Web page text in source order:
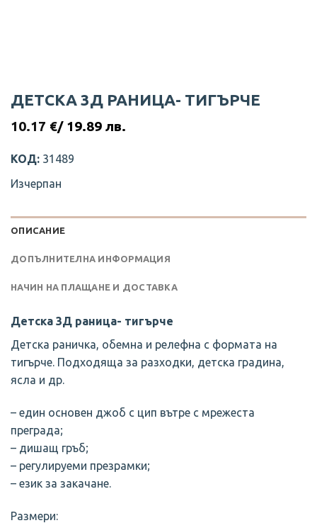
ДЕТСКА 3Д РАНИЦА- ТИГЪРЧЕ
10.17 €/ 19.89 лв.
КОД: 31489
Изчерпан
ОПИСАНИЕ
ДОПЪЛНИТЕЛНА ИНФОРМАЦИЯ
НАЧИН НА ПЛАЩАНЕ И ДОСТАВКА
Детска 3Д раница- тигърче
Детска раничка, обемна и релефна с формата на
тигърче. Подходяща за разходки, детска градина,
ясла и др.
– един основен джоб с цип вътре с мрежеста
преграда;
– дишащ гръб;
– регулируеми презрамки;
– език за закачане.
Размери: